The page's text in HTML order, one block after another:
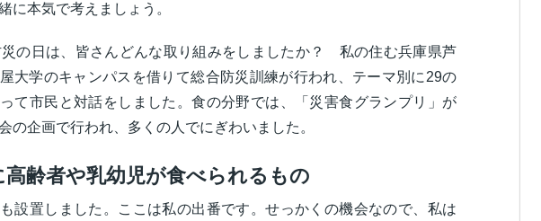
に本気で考えましょう。
の日は、皆さんどんな取り組みをしましたか？ 私の住む兵庫県芦
大学のキャンパスを借りて総合防災訓練が行われ、テーマ別に29の
て市民と対話をしました。食の分野では、「災害食グランプリ」が
の企画で行われ、多くの人でにぎわいました。
高齢者や乳幼児が食べられるもの
設置しました。ここは私の出番です。せっかくの機会なので、私は